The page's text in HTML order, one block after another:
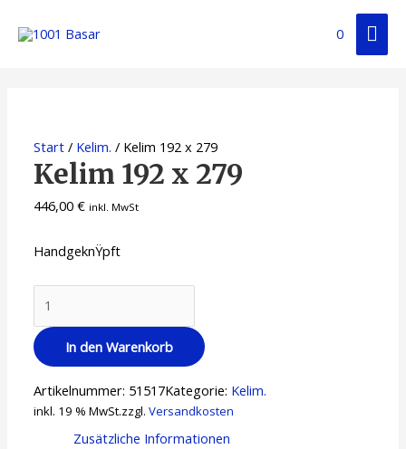
0
Start / Kelim. / Kelim 192 x 279
Kelim 192 x 279
446,00€ inkl. MwSt
HandgeknŸpft
In den Warenkorb
Artikelnummer: 51517Kategorie: Kelim.
inkl. 19 % MwSt.zzgl.Versandkosten
Zusätzliche Informationen